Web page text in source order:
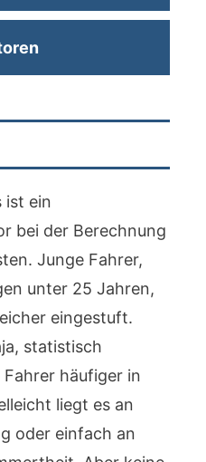
ist ein
bei der Berechnung
Junge Fahrer,
unter 25 Jahren,
eingestuft.
statistisch
häufiger in
liegt es an
oder einfach an